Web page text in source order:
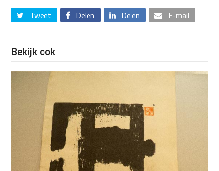
Tweet Delen Delen E-mail
Bekijk ook